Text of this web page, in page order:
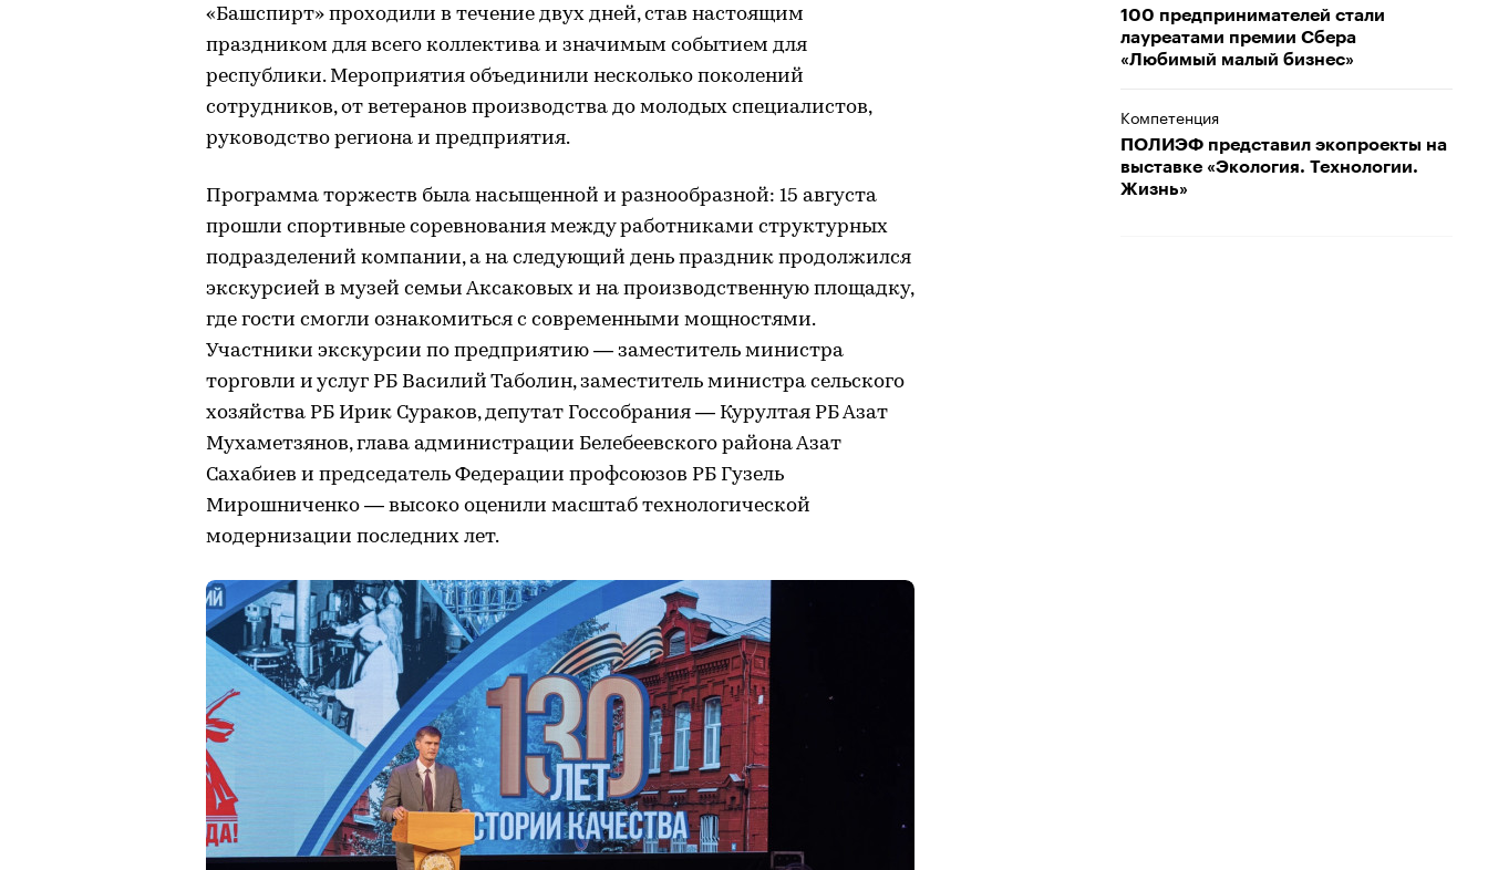
«Башспирт» проходили в течение двух дней, став настоящим
праздником для всего коллектива и значимым событием для
республики. Мероприятия объединили несколько поколений
сотрудников, от ветеранов производства до молодых специалистов,
руководство региона и предприятия.
Программа торжеств была насыщенной и разнообразной: 15 августа
прошли спортивные соревнования между работниками структурных
подразделений компании, а на следующий день праздник продолжился
экскурсией в музей семьи Аксаковых и на производственную площадку,
где гости смогли ознакомиться с современными мощностями.
Участники экскурсии по предприятию — заместитель министра
торговли и услуг РБ Василий Таболин, заместитель министра сельского
хозяйства РБ Ирик Сураков, депутат Госсобрания — Курултая РБ Азат
Мухаметзянов, глава администрации Белебеевского района Азат
Сахабиев и председатель Федерации профсоюзов РБ Гузель
Мирошниченко — высоко оценили масштаб технологической
модернизации последних лет.
100 предпринимателей стали
лауреатами премии Сбера
«Любимый малый бизнес»
Компетенция
ПОЛИЭФ представил экопроекты на
выставке «Экология. Технологии.
Жизнь»